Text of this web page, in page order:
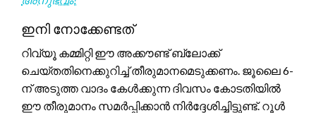
ഇനി നോക്കേണ്ടത്
റിവ്യൂ കമ്മിറ്റി ഈ അക്കൗണ്ട് ബ്ലോക്ക്
ചെയ്തതിനെക്കുറിച്ച് തീരുമാനമെടുക്കണം. ജൂലൈ 6-
ന് അടുത്ത വാദം കേൾക്കുന്ന ദിവസം കോടതിയിൽ
ഈ തീരുമാനം സമർപ്പിക്കാൻ നിർദ്ദേശിച്ചിട്ടുണ്ട്. റൂൾ